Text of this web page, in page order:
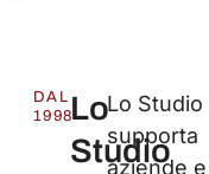
DAL
1998Lo
Studio
Lo Studio
supporta
aziende e